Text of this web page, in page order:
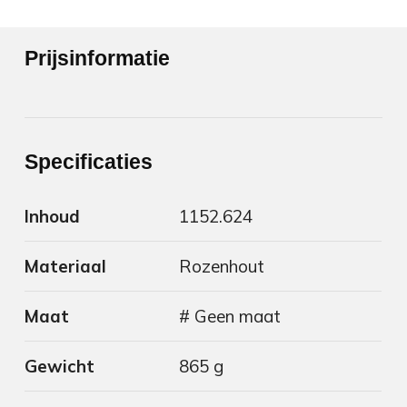
Prijsinformatie
Specificaties
Inhoud 1152.624
Materiaal Rozenhout
Maat # Geen maat
Gewicht 865 g